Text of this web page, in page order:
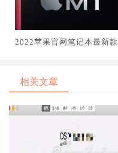
2022苹果官网笔记本最新款
相关文章